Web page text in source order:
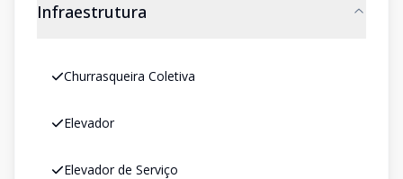
Infraestrutura
Churrasqueira Coletiva
Elevador
Elevador de Serviço